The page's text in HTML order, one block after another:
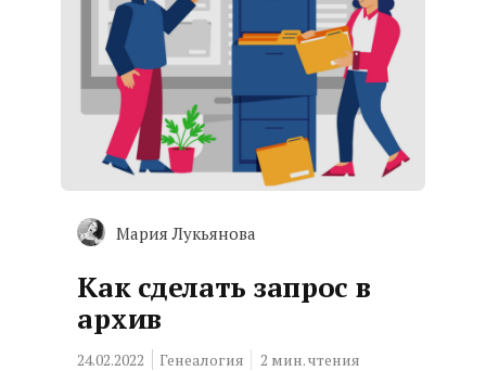
Мария Лукьянова
Как сделать запрос в
архив
24.02.2022 Генеалогия 2 мин. чтения